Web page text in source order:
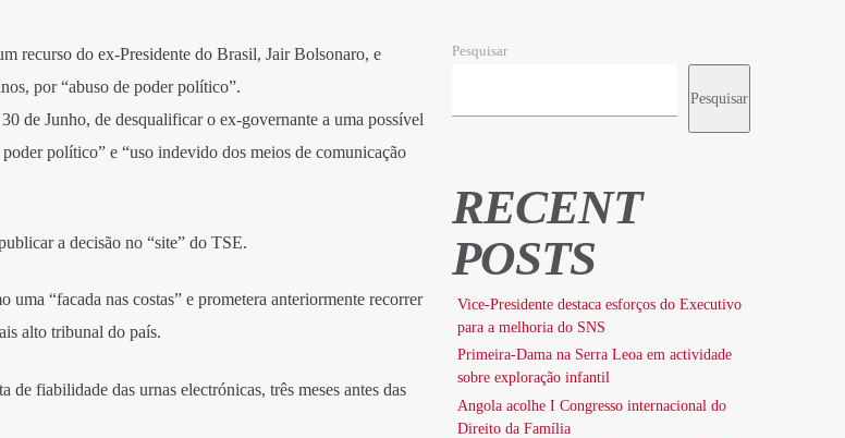
recurso do ex-Presidente do Brasil, Jair Bolsonaro, e
por “abuso de poder político”.
de Junho, de desqualificar o ex-governante a uma possível
político” e “uso indevido dos meios de comunicação
a decisão no “site” do TSE.
“facada nas costas” e prometera anteriormente recorrer
alto tribunal do país.
fiabilidade das urnas electrónicas, três meses antes das
Pesquisar
Pesquisar
RECENT
POSTS
Vice-Presidente destaca esforços do Executivo
para a melhoria do SNS
Primeira-Dama na Serra Leoa em actividade
sobre exploração infantil
Angola acolhe I Congresso internacional do
Direito da Família